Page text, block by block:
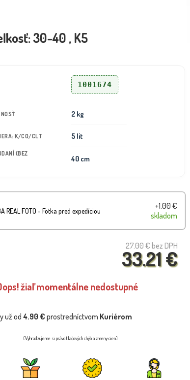
30-40 , K5
1001674
2 kg
K/CO/CLT 5 lit
(BEZ
40 cm
REAL FOTO - Fotka pred expedíciou
+1.00 €
skladom
27.00 € bez DPH
33.21 €
žiaľ momentálne nedostupné
už od4.90 € prostredníctvom Kuriérom
(Vyhradzujeme si právo tlačových chýb a zmeny cien)